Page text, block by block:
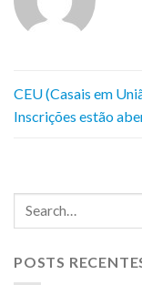
CEU (Casais em
Inscrições estão
POSTS